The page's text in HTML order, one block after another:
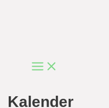
Main
Menu
Kalender